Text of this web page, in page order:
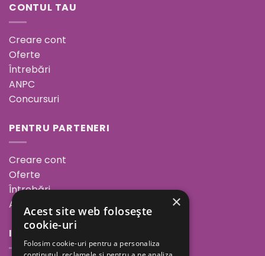
CONTUL TAU
Creare cont
Oferte
Întrebări
ANPC
Concursuri
PENTRU PARTENERI
Creare cont
Oferte
Întrebări
ANPC
INFORMAȚII
×
Acest site web folosește
cookie-uri
Folosim cookie-uri pentru a personaliza